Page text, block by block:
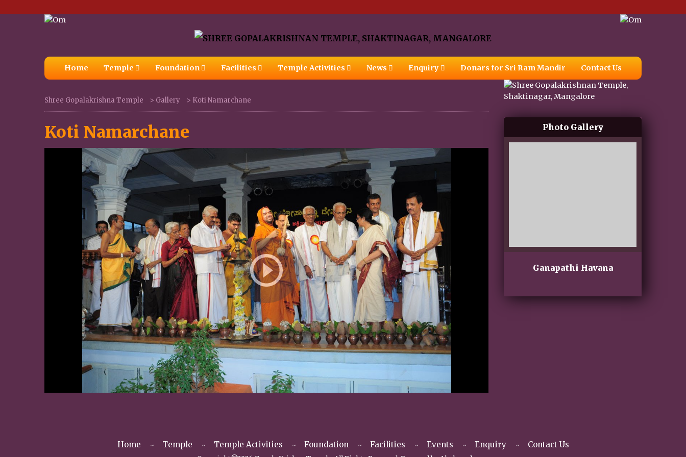
Home Temple Foundation Facilities Temple Activities News Enquiry Donars for Sri Ram Mandir Contact Us
Shree Gopalakrishna Temple > Gallery > Koti Namarchane
Koti Namarchane Photo Gallery
11-08-2020 ರಂದು ನಡೆದ ಶ್ರೀಕೃಷ್ಣ
ಜನ್ಮಾಷ್ಟಮಿ
ಪ್ರಗತಿಯ ಪಥದಲ್ಲಿ ಮತ್ತೊಂದು ಹೆಜ್ಜೆ…
‘ಪಾರಿಜಾತ ಕಲ್ಯಾಣ ಮಂಟಪ’
Ganapathi Havana
Home Temple Temple Activities Foundation Facilities Events Enquiry Contact Us